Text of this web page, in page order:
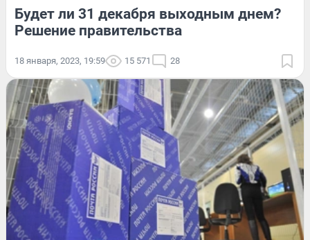
Будет ли 31 декабря выходным днем?
Решение правительства
18 января, 2023, 19:59 15 571 28